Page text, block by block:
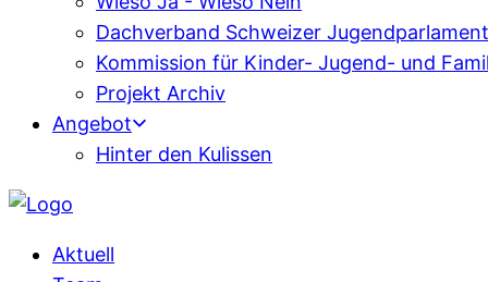
Dachverband Schweizer
Kommission für Kinder- Jugend- und
Projekt Archiv
Angebot
Hinter den Kulissen
Aktuell